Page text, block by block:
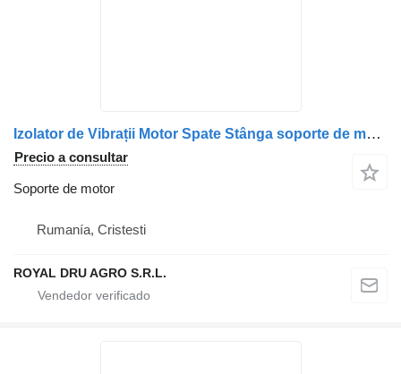
Izolator de Vibrații Motor Spate Stânga soporte de motor para MAN 8196210-0677 camión
Precio a consultar
Soporte de motor
Rumanía, Cristesti
ROYAL DRU AGRO S.R.L.